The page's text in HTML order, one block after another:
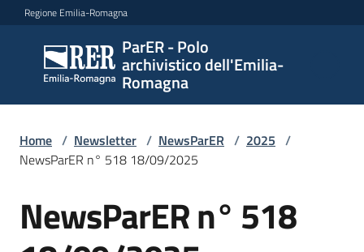
Vai al contenuto
Vai alla navigazione
Vai al footer
Regione Emilia-Romagna
ParER - Polo
archivistico dell'Emilia-
Romagna
ParER -
Polo
archivistico
Romagna
Polo
archivistico
Home / Newsletter / NewsParER / 2025 /
NewsParER n° 518 18/09/2025
Salta al contenuto
NewsParER n° 518